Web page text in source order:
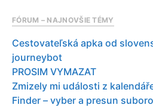
FÓRUM – NAJNOVŠIE TÉMY
Cestovateľská apka od
journeybot
PROSIM VYMAZAT
Zmizely mi události z
Finder – vyber a presun